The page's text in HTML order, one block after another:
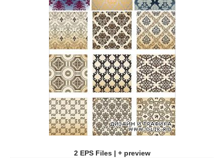
2 EPS Files | + preview